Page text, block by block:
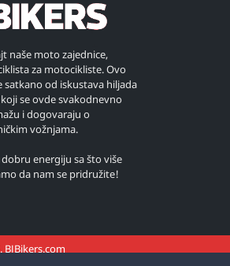
naše moto zajednice,
za motocikliste. Ovo
satkano od iskustava hiljada
se ovde svakodnevno
i dogovaraju o
vožnjama.
energiju sa što više
da nam se pridružite!